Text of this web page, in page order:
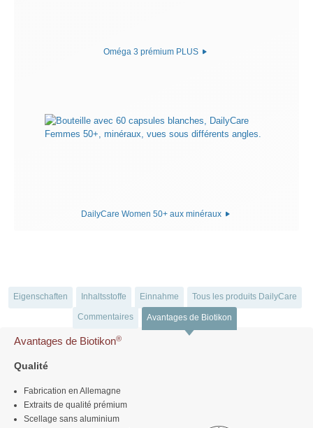
Oméga 3 prémium PLUS
DailyCare Women 50+ aux minéraux
Eigenschaften Inhaltsstoffe Einnahme Tous les produits DailyCare
Commentaires Avantages de Biotikon
Avantages de Biotikon®
Qualité
Fabrication en Allemagne
Extraits de qualité prémium
Scellage sans aluminium